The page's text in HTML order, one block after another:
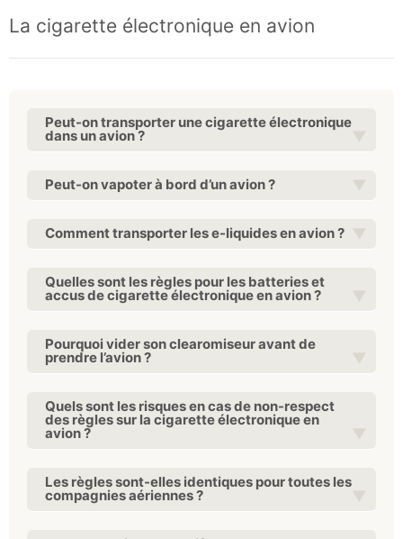
La cigarette électronique en avion
Peut-on transporter une cigarette électronique
dans un avion ?
Peut-on vapoter à bord d’un avion ?
Comment transporter les e-liquides en avion ?
Quelles sont les règles pour les batteries et
accus de cigarette électronique en avion ?
Pourquoi vider son clearomiseur avant de
prendre l’avion ?
Quels sont les risques en cas de non-respect
des règles sur la cigarette électronique en
avion ?
Les règles sont-elles identiques pour toutes les
compagnies aériennes ?